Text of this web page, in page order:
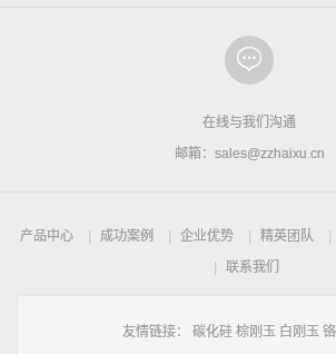
在线与我们沟通
邮箱：sales@zzhaixu.cn
产品中心 成功案例 企业优势 精英团队
联系我们
友情链接： 碳化硅 棕刚玉 白刚玉